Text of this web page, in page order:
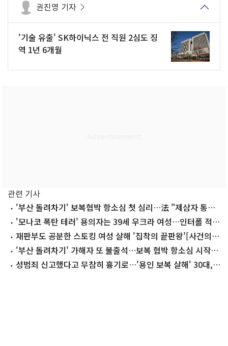
권진영 기자
'기술 유출' SK하이닉스 전 직원 2심도 징
역 1년 6개월
관련 기사
'부산 돌려차기' 보복협박 항소심 첫 심리…法 "제삼자 통한
협박 쟁점"
'모나코 폭탄 테러' 용의자는 39세 우크라 여성…인터폴 적색
수배재판부도 공분한 스토킹 여성 살해 '집착의 끝판왕'[사건의
재구성]
'부산 돌려차기' 가해자 또 불출석…보복 협박 항소심 시작도
못 했다
성범죄 신고했다고 무참히 흉기로…'용인 보복 살해' 30대,